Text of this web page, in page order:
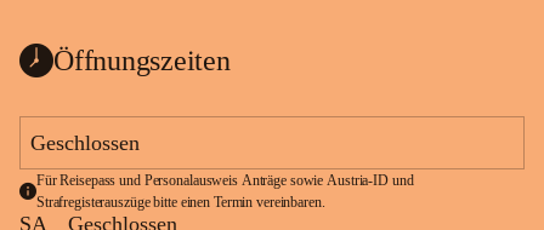
Öffnungszeiten
Geschlossen
Für Reisepass und Personalausweis Anträge sowie Austria-ID und
Strafregisterauszüge bitte einen Termin vereinbaren.
SA
Geschlossen